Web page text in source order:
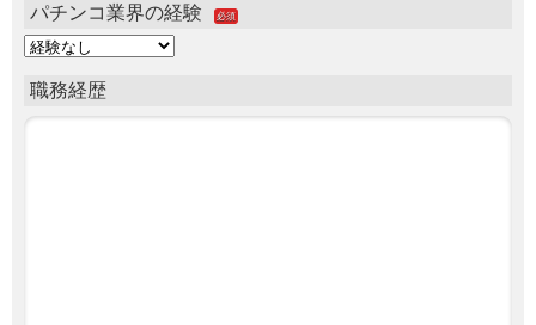
パチンコ業界の経験 必須
職務経歴